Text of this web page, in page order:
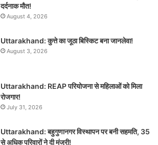
दर्दनाक मौत!
August 4, 2026
Uttarakhand: कुत्ते का जूठा बिस्किट बना जानलेवा!
August 3, 2026
Uttarakhand: REAP परियोजना से महिलाओं को मिला
रोजगार!
July 31, 2026
Uttarakhand: बहुगुणानगर विस्थापन पर बनी सहमति, 35
से अधिक परिवारों ने दी मंजूरी!